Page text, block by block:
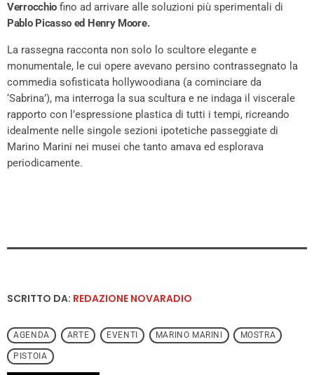
Verrocchio fino ad arrivare alle soluzioni più sperimentali di
Pablo Picasso ed Henry Moore.
La rassegna racconta non solo lo scultore elegante e
monumentale, le cui opere avevano persino contrassegnato la
commedia sofisticata hollywoodiana (a cominciare da
‘Sabrina’), ma interroga la sua scultura e ne indaga il viscerale
rapporto con l’espressione plastica di tutti i tempi, ricreando
idealmente nelle singole sezioni ipotetiche passeggiate di
Marino Marini nei musei che tanto amava ed esplorava
periodicamente.
SCRITTO DA: REDAZIONE NOVARADIO
AGENDA ARTE EVENTI MARINO MARINI MOSTRA
PISTOIA